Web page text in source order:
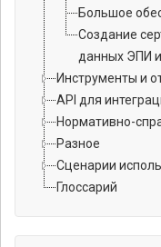
Большое
Создание
данных ЭПИ
Инструменты и
API для
Нормативно-
Разное
Сценарии
Глоссарий